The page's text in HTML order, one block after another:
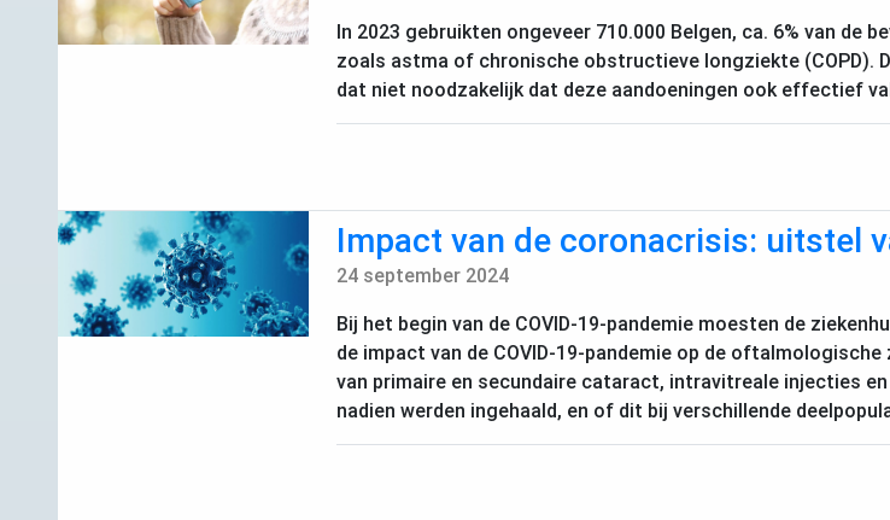
In 2023 gebruikten ongeveer 710.000 Belgen, ca. 6% van
zoals astma of chronische obstructieve longziekte (COPD).
dat niet noodzakelijk dat deze aandoeningen ook effectief
Impact van de coronacrisis: uitstel
24 september 2024
Bij het begin van de COVID-19-pandemie moesten de
de impact van de COVID-19-pandemie op de oftalmologische
van primaire en secundaire cataract, intravitreale injecties
nadien werden ingehaald, en of dit bij verschillende